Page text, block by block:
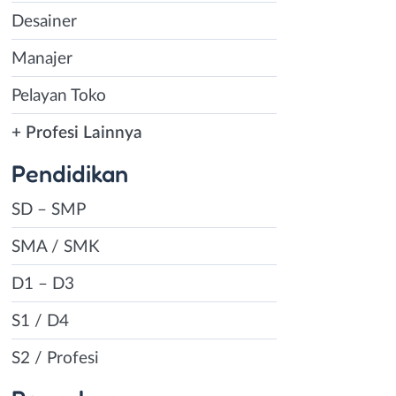
Desainer
Manajer
Pelayan Toko
+ Profesi Lainnya
Pendidikan
SD – SMP
SMA / SMK
D1 – D3
S1 / D4
S2 / Profesi